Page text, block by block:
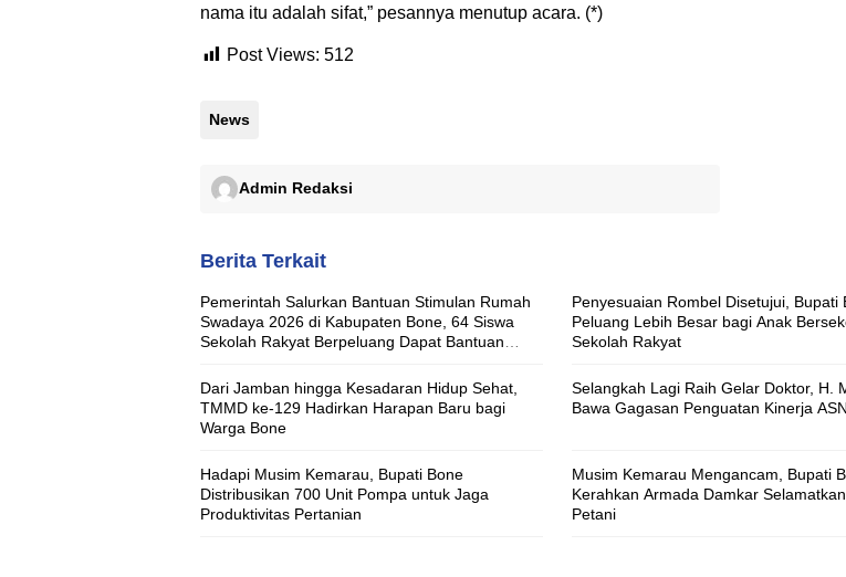
nama itu adalah sifat,” pesannya menutup acara. (*)
Post Views: 512
News
Admin Redaksi
Berita Terkait
Pemerintah Salurkan Bantuan Stimulan Rumah
Swadaya 2026 di Kabupaten Bone, 64 Siswa
Sekolah Rakyat Berpeluang Dapat Bantuan
Penyesuaian Rombel Disetujui, Bupati
Peluang Lebih Besar bagi Anak
Sekolah Rakyat
Dari Jamban hingga Kesadaran Hidup Sehat,
TMMD ke-129 Hadirkan Harapan Baru bagi
Warga Bone
Selangkah Lagi Raih Gelar Doktor, H.
Bawa Gagasan Penguatan Kinerja
Hadapi Musim Kemarau, Bupati Bone
Distribusikan 700 Unit Pompa untuk Jaga
Produktivitas Pertanian
Musim Kemarau Mengancam, Bupati
Kerahkan Armada Damkar
Petani